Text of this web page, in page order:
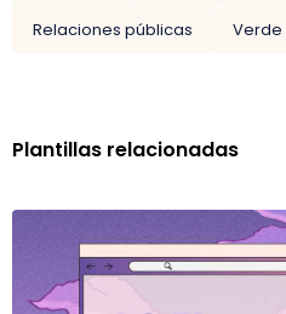
Relaciones públicas
Verde
Plantillas relacionadas